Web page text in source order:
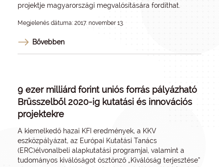
projektje magyarországi megvalósítására fordíthat.
Megjelenés dátuma: 2017. november 13.
Bővebben
9 ezer milliárd forint uniós forrás pályázható
Brüsszelből 2020-ig kutatási és innovációs
projektekre
A kiemelkedő hazai KFI eredmények, a KKV
eszközpályázat, az Európai Kutatási Tanács
(ERC)élvonalbeli alapkutatási programjai, valamint a
tudományos kiválóságot ösztönző „Kiválóság terjesztése”